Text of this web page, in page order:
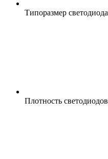
Типоразмер светодиода
Плотность светодиодов